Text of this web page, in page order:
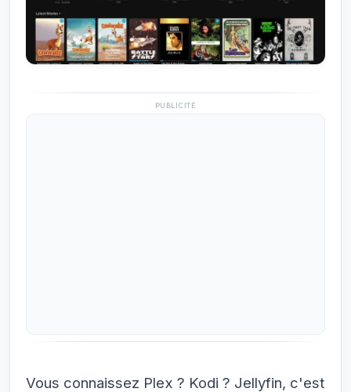
PUBLICITÉ
Vous connaissez Plex ? Kodi ? Jellyfin, c'est